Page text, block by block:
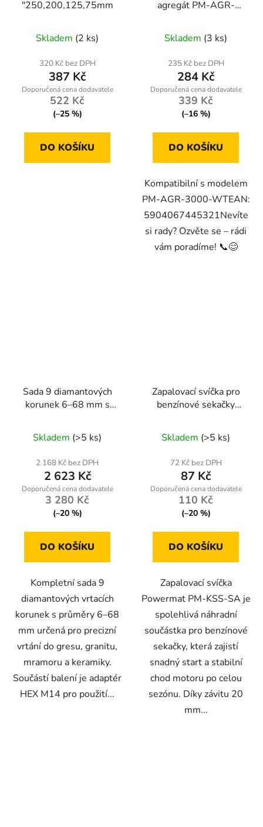
"250,200,125,75mm
Skladem (2 ks)
320 Kč bez DPH
387 Kč
522 Kč
(–25 %)
DO KOŠÍKU
agregát PM-AGR-
Skladem (3 ks)
235 Kč bez DPH
284 Kč
339 Kč
(–16 %)
DO KOŠÍKU
Kompatibilní s modelem
PM-AGR-3000-WTEAN:
5904067445321Nevíte
si rady? Ozvěte se – rádi
vám poradíme! 📞😊
Sada 9 diamantových
korunek 6–68 mm s
Skladem (>5 ks)
2 168 Kč bez DPH
2 623 Kč
3 280 Kč
(–20 %)
DO KOŠÍKU
Kompletní sada 9
diamantových vrtacích
korunek s průměry 6–68
mm určená pro precizní
vrtání do gresu, granitu,
mramoru a keramiky.
Součástí balení je adaptér
HEX M14 pro použití...
Zapalovací svíčka pro
benzínové sekačky
Skladem (>5 ks)
72 Kč bez DPH
87 Kč
110 Kč
(–20 %)
DO KOŠÍKU
Zapalovací svíčka
Powermat PM-KSS-SA je
spolehlivá náhradní
součástka pro benzínové
sekačky, která zajistí
snadný start a stabilní
chod motoru po celou
sezónu. Díky závitu 20
mm...